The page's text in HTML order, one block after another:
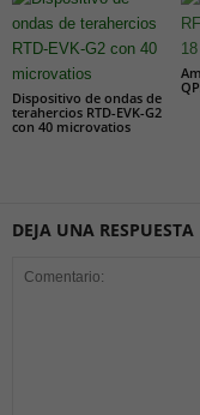
Dispositivo de ondas de
terahercios RTD-EVK-G2
con 40 microvatios
DEJA UNA RESPUESTA